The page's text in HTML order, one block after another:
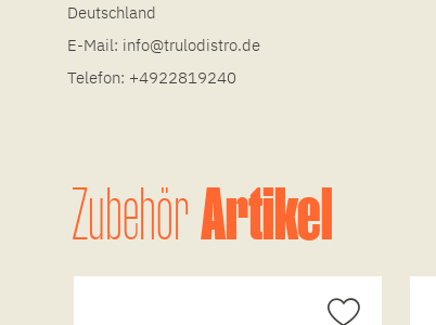
Deutschland
E-Mail: info@trulodistro.de
Telefon: +4922819240
ZubehörArtikel